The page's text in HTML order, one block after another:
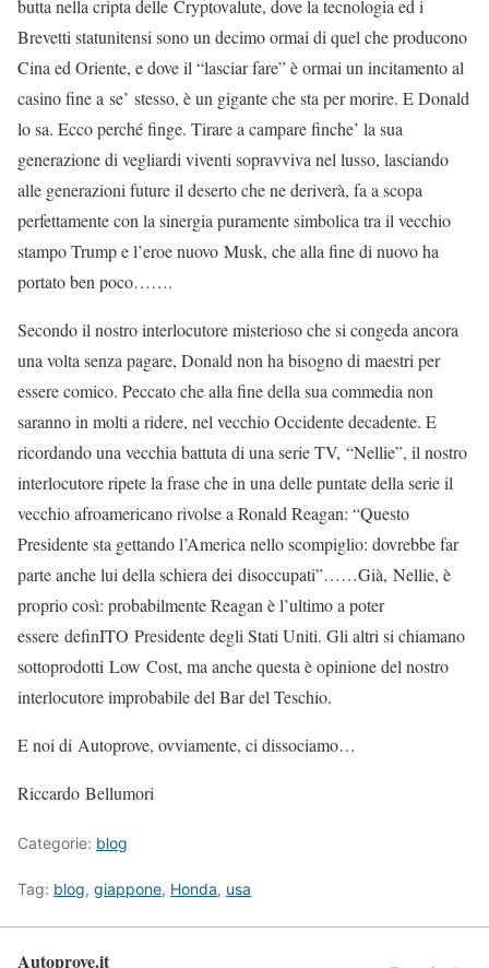
butta nella cripta delle Cryptovalute, dove la tecnologia ed i
Brevetti statunitensi sono un decimo ormai di quel che producono
Cina ed Oriente, e dove il “lasciar fare” è ormai un incitamento al
casino fine a se’ stesso, è un gigante che sta per morire. E Donald
lo sa. Ecco perché finge. Tirare a campare finche’ la sua
generazione di vegliardi viventi sopravviva nel lusso, lasciando
alle generazioni future il deserto che ne deriverà, fa a scopa
perfettamente con la sinergia puramente simbolica tra il vecchio
stampo Trump e l’eroe nuovo Musk, che alla fine di nuovo ha
portato ben poco…….
Secondo il nostro interlocutore misterioso che si congeda ancora
una volta senza pagare, Donald non ha bisogno di maestri per
essere comico. Peccato che alla fine della sua commedia non
saranno in molti a ridere, nel vecchio Occidente decadente. E
ricordando una vecchia battuta di una serie TV, “Nellie”, il nostro
interlocutore ripete la frase che in una delle puntate della serie il
vecchio afroamericano rivolse a Ronald Reagan: “Questo
Presidente sta gettando l’America nello scompiglio: dovrebbe far
parte anche lui della schiera dei disoccupati”……Già, Nellie, è
proprio così: probabilmente Reagan è l’ultimo a poter
essere definITO Presidente degli Stati Uniti. Gli altri si chiamano
sottoprodotti Low Cost, ma anche questa è opinione del nostro
interlocutore improbabile del Bar del Teschio.
E noi di Autoprove, ovviamente, ci dissociamo…
Riccardo Bellumori
Categorie: blog
Tag: blog, giappone, Honda, usa
Autoprove.it